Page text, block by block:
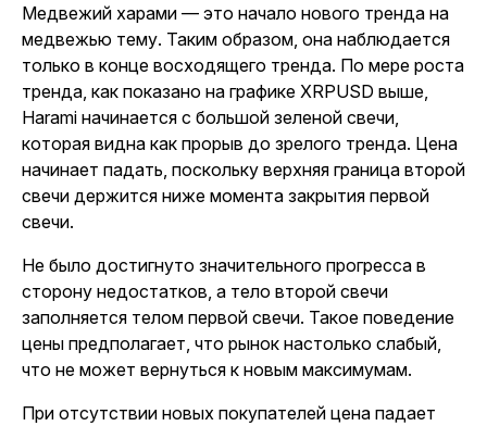
Медвежий харами — это начало нового тренда на
медвежью тему. Таким образом, она наблюдается
только в конце восходящего тренда. По мере роста
тренда, как показано на графике XRPUSD выше,
Harami начинается с большой зеленой свечи,
которая видна как прорыв до зрелого тренда. Цена
начинает падать, поскольку верхняя граница второй
свечи держится ниже момента закрытия первой
свечи.
Не было достигнуто значительного прогресса в
сторону недостатков, а тело второй свечи
заполняется телом первой свечи. Такое поведение
цены предполагает, что рынок настолько слабый,
что не может вернуться к новым максимумам.
При отсутствии новых покупателей цена падает